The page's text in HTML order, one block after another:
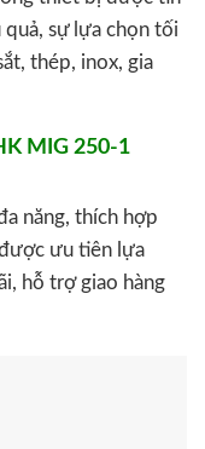
sự lựa chọn tối
thép, inox, gia
MIG 250-1
năng, thích hợp
ưu tiên lựa
hỗ trợ giao hàng